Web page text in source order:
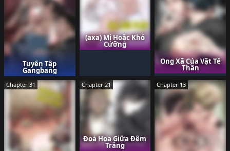
Tuyển Tập
Gangbang
(axa) Mị Hoặc Khó
Cưỡng
Ông Xã Của Vật Tế
Thần
Chapter 31 Chapter 21
Đoá Hoa Giữa Đêm
Trắng
Chapter 13